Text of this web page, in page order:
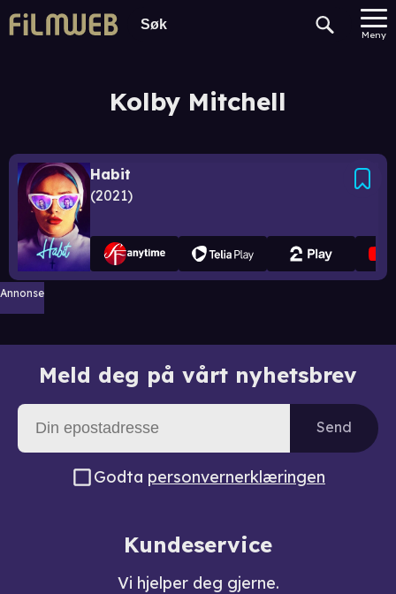
Meny
Kolby Mitchell
Habit
2021
Annonse
Meld deg på vårt nyhetsbrev
Send
Godta personvernerklæringen
Kundeservice
Vi hjelper deg gjerne.